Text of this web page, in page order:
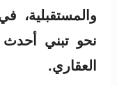
نحو تبني أحدث
العقاري.